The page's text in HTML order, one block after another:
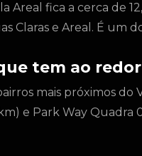
Areal fica a cerca de
Claras e Areal. É um
tem ao
mais próximos do
km) e Park Way Quadra